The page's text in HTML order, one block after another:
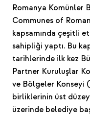
Romanya Komünler
Communes of
kapsamında çeşitli
sahipliği yaptı. Bu
tarihlerinde ilk kez
Partner Kuruluşlar
ve Bölgeler Konseyi
birliklerinin üst düzey
üzerinde belediye